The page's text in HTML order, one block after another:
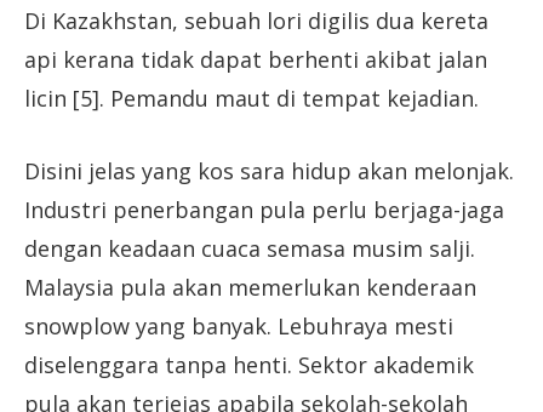
Di Kazakhstan, sebuah lori digilis dua kereta
api kerana tidak dapat berhenti akibat jalan
licin [5]. Pemandu maut di tempat kejadian.
Disini jelas yang kos sara hidup akan melonjak.
Industri penerbangan pula perlu berjaga-jaga
dengan keadaan cuaca semasa musim salji.
Malaysia pula akan memerlukan kenderaan
snowplow yang banyak. Lebuhraya mesti
diselenggara tanpa henti. Sektor akademik
pula akan terjejas apabila sekolah-sekolah